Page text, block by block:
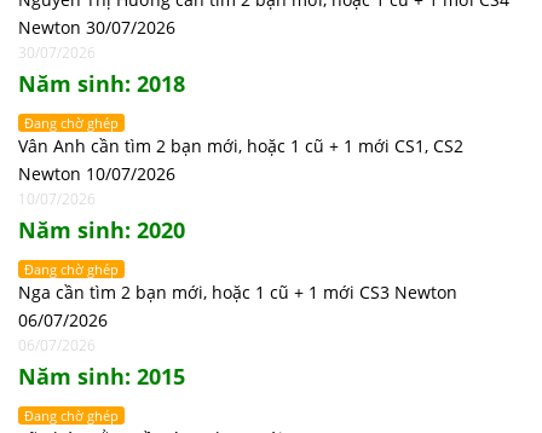
Newton 30/07/2026
30/07/2026
Năm sinh: 2018
Đang chờ ghép
Vân Anh cần tìm 2 bạn mới, hoặc 1 cũ + 1 mới CS1, CS2
Newton 10/07/2026
10/07/2026
Năm sinh: 2020
Đang chờ ghép
Nga cần tìm 2 bạn mới, hoặc 1 cũ + 1 mới CS3 Newton
06/07/2026
06/07/2026
Năm sinh: 2015
Đang chờ ghép